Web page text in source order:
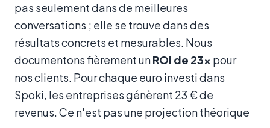
pas seulement dans de meilleures
conversations ; elle se trouve dans des
résultats concrets et mesurables. Nous
documentons fièrement unROI de 23x pour
nos clients. Pour chaque euro investi dans
Spoki, les entreprises génèrent 23 € de
revenus. Ce n'est pas une projection théorique